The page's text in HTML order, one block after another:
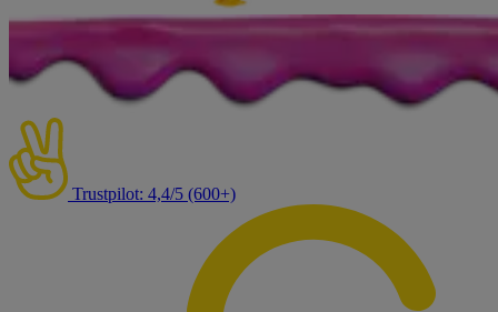
Trustpilot: 4,4/5 (600+)